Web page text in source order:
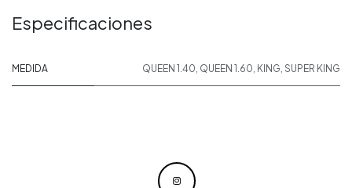
Especificaciones
MEDIDA QUEEN 1.40, QUEEN 1.60, KING, SUPER KING